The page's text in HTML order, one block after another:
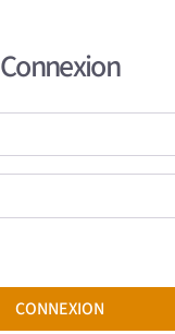
Connexion
CONNEXION